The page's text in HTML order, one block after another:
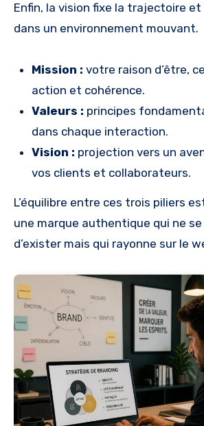
Enfin, la vision fixe la trajectoire
dans un environnement mouvant.
Mission : votre raison d’être,
action et cohérence.
Valeurs : principes
dans chaque interaction.
Vision : projection vers un
vos clients et collaborateurs.
L’équilibre entre ces trois piliers
une marque authentique qui ne
d’exister mais qui rayonne sur le